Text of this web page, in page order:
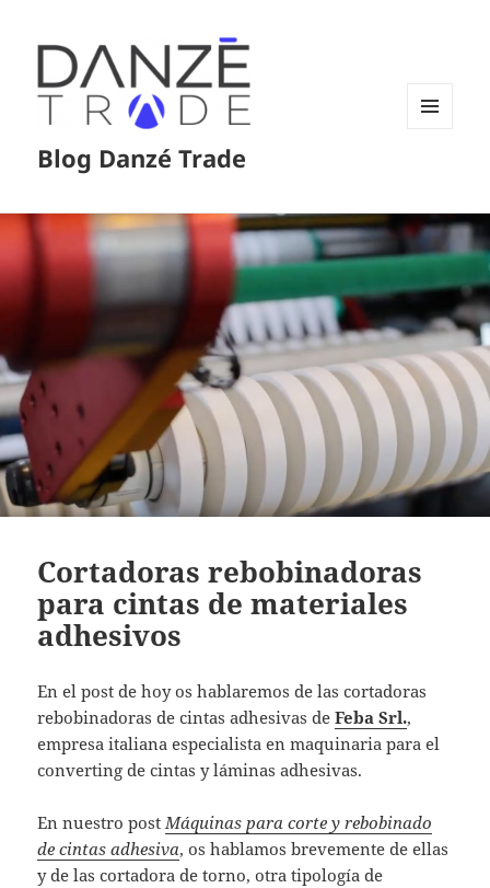
Blog Danzé Trade
Cortadoras rebobinadoras
para cintas de materiales
adhesivos
En el post de hoy os hablaremos de las cortadoras
rebobinadoras de cintas adhesivas deFeba Srl.,
empresa italiana especialista en maquinaria para el
converting de cintas y láminas adhesivas.
En nuestro post Máquinas para corte y rebobinado
de cintas adhesiva, os hablamos brevemente de ellas
y de las cortadora de torno, otra tipología de